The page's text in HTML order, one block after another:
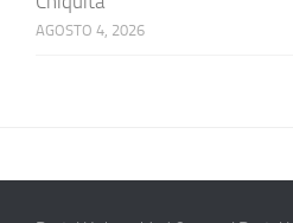
AGOSTO 4, 2026